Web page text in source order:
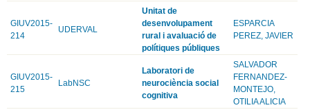
GIUV2015-
214
UDERVAL
Unitat de
desenvolupament
rural i avaluació de
polítiques públiques
ESPARCIA
PEREZ, JAVIER
GIUV2015-
215
LabNSC
Laboratori de
neurociència social
cognitiva
SALVADOR
FERNANDEZ-
MONTEJO,
OTILIA ALICIA